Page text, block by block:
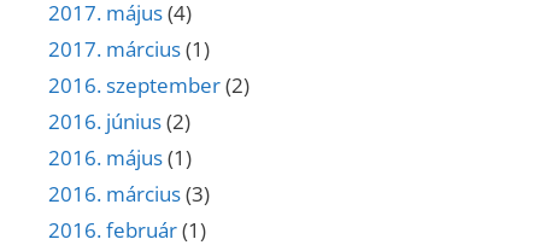
2017. május(4)
2017. március(1)
2016. szeptember(2)
2016. június(2)
2016. május(1)
2016. március(3)
2016. február(1)